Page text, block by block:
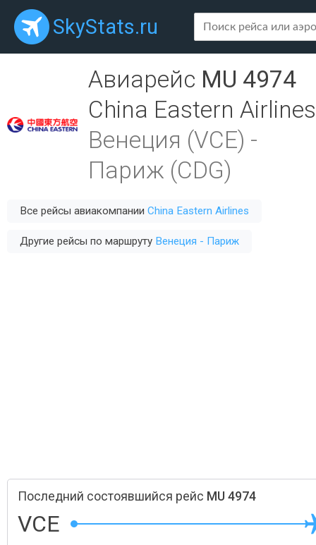
SkyStats.ru
Авиарейс MU 4974
China Eastern Airlines
Венеция (VCE) -
Париж (CDG)
Все рейсы авиакомпании China Eastern Airlines
Другие рейсы по маршруту Венеция - Париж
Последний состоявшийся рейс MU 4974
VCE